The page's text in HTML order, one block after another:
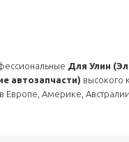
Для Улин
автозапчасти) высокого
Европе, Америке,